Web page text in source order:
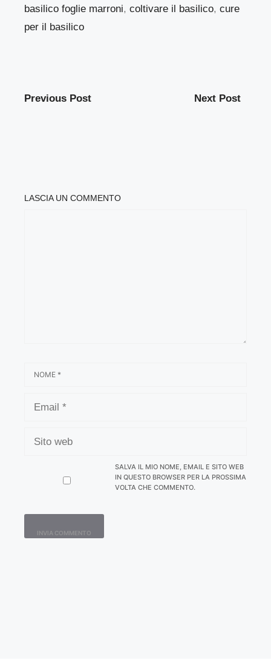
basilico foglie marroni, coltivare il basilico, cure
per il basilico
Previous Post Next Post
LASCIA UN COMMENTO
WEB
SALVA IL MIO NOME, EMAIL E SITO WEB
IN QUESTO BROWSER PER LA PROSSIMA
VOLTA CHE COMMENTO.